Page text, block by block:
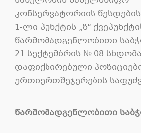
კონსერვატორიის
1-ლი პუნქტის „ზ“
წარმომადგენლობითი
21 სექტემბრის № 08
დაფიქსირებული
ურთიერთშეჯერების
წარმომადგენლობითი